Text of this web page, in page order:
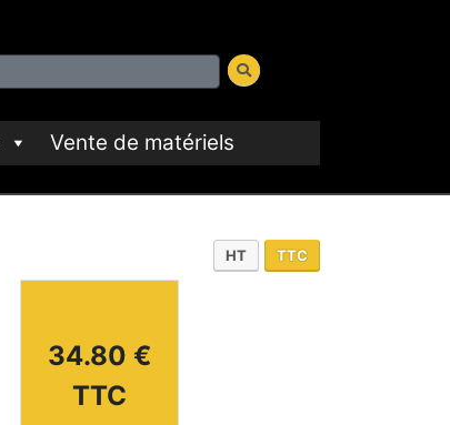
Vente de matériels
HT TTC
34.80 €
TTC